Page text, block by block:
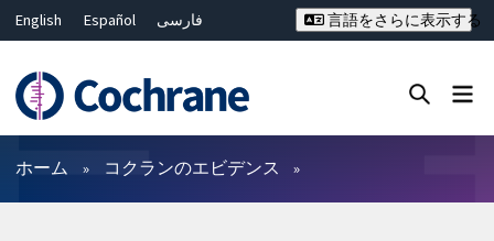
English Español
فارسی
Deutsch
Bahasa Malaysia
ไทย
繁體中文
简体中文
言語をさらに表示する
フィルター
ホーム コクランのエビデンス